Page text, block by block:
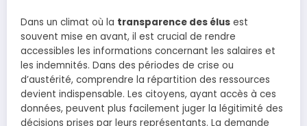
Dans un climat où la transparence des élus est
souvent mise en avant, il est crucial de rendre
accessibles les informations concernant les salaires et
les indemnités. Dans des périodes de crise ou
d’austérité, comprendre la répartition des ressources
devient indispensable. Les citoyens, ayant accès à ces
données, peuvent plus facilement juger la légitimité des
décisions prises par leurs représentants. La demande